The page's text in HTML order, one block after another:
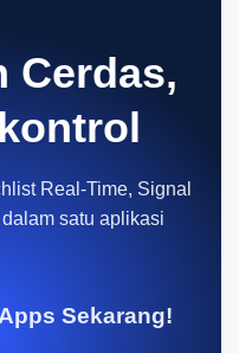
Cerdas,
Real-Time, Signal
satu aplikasi
Sekarang!